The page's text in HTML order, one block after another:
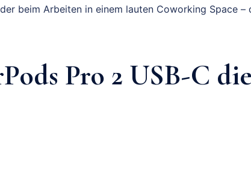
beim Arbeiten in einem lauten Coworking Space –
Pro 2 USB-C